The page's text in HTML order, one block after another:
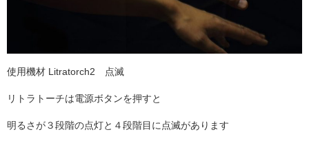
使用機材 Litratorch2 点滅
リトラトーチは電源ボタンを押すと
明るさが３段階の点灯と４段階目に点滅があります